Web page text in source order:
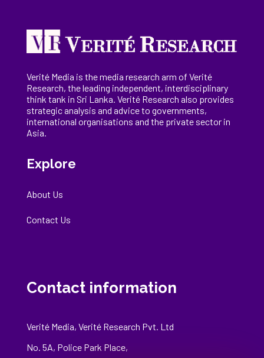
Verité Media is the media research arm of Verité
Research, theleading independent, interdisciplinary
think tank in Sri Lanka. Verité Research also provides
strategic analysis and advice to governments,
international organisations and the private sector in
Asia.
Explore
About Us
Contact Us
Contact information
Verité Media, Verité Research Pvt. Ltd
No. 5A, Police Park Place,